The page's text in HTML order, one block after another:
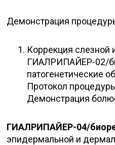
Демонстрация
Коррекция
ГИАЛРИПАЙЕР-02/
патогенетические
Протокол
Демонстрация
ГИАЛРИПАЙЕР-04/
эпидермальной и